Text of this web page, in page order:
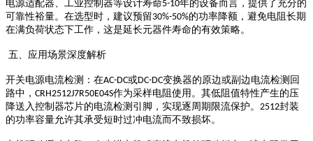
电源适配器、工业控制器等设计寿命5-10年的设备而言，提供了充分的
可靠性裕量。在选型时，建议预留30%-50%的功率降额，避免电阻长期
在满负荷状态下工作，这是延长元器件寿命的有效策略。
五、应用场景深度解析
开关电源电流检测：在AC-DC或DC-DC变换器的原边或副边电流检测回
路中， CRH2512J7R50E04S作为采样电阻使用。其低阻值特性产生的压
降送入控制器芯片的电流检测引脚，实现逐周期限流保护。 2512封装
的功率容量允许其承受短时过冲电流而不致损坏。